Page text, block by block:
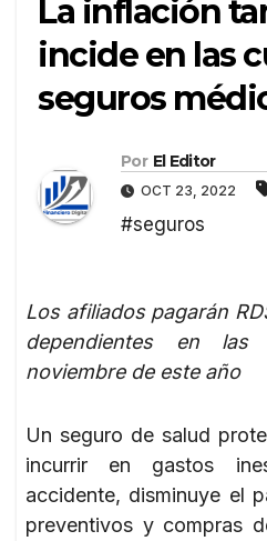
La inflación
incide en las
seguros
Por El Editor
OCT 23, 2022
#seguros
Los afiliados pagarán
dependientes en
noviembre de este año
Un seguro de salud
incurrir en gastos
accidente, disminuye el
preventivos y compras